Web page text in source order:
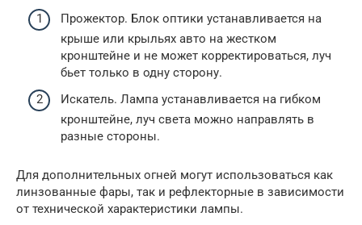
Прожектор. Блок оптики устанавливается на
крыше или крыльях авто на жестком
кронштейне и не может корректироваться, луч
бьет только в одну сторону.
Искатель. Лампа устанавливается на гибком
кронштейне, луч света можно направлять в
разные стороны.
Для дополнительных огней могут использоваться как
линзованные фары, так и рефлекторные в зависимости
от технической характеристики лампы.